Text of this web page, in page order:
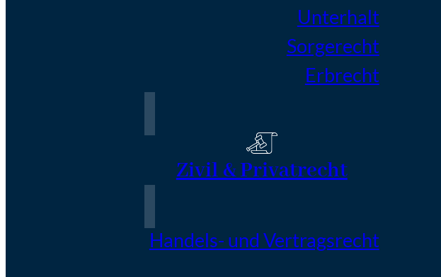
Unterhalt
Sorgerecht
Erbrecht
Zivil & Privatrecht
Handels- und Vertragsrecht